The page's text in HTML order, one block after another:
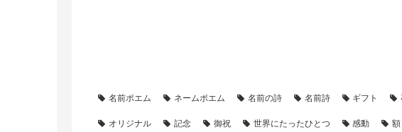
名前ポエム ネームポエム 名前の詩 名前詩 ギフト
オリジナル 記念 御祝 世界にたったひとつ 感動 額